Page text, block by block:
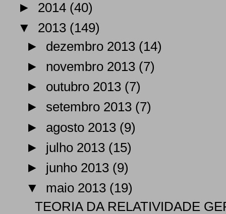
► 2014 (40)
▼ 2013 (149)
► dezembro 2013 (14)
► novembro 2013 (7)
► outubro 2013 (7)
► setembro 2013 (7)
► agosto 2013 (9)
► julho 2013 (15)
► junho 2013 (9)
▼ maio 2013 (19)
TEORIA DA RELATIVIDADE